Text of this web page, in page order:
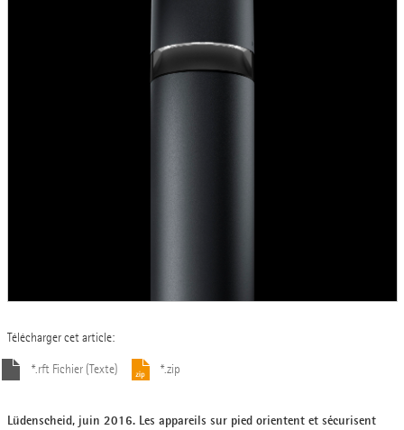
Télécharger cet article:
*.rft Fichier (Texte) *.zip
Lüdenscheid, juin 2016. Les appareils sur pied orientent et sécurisent